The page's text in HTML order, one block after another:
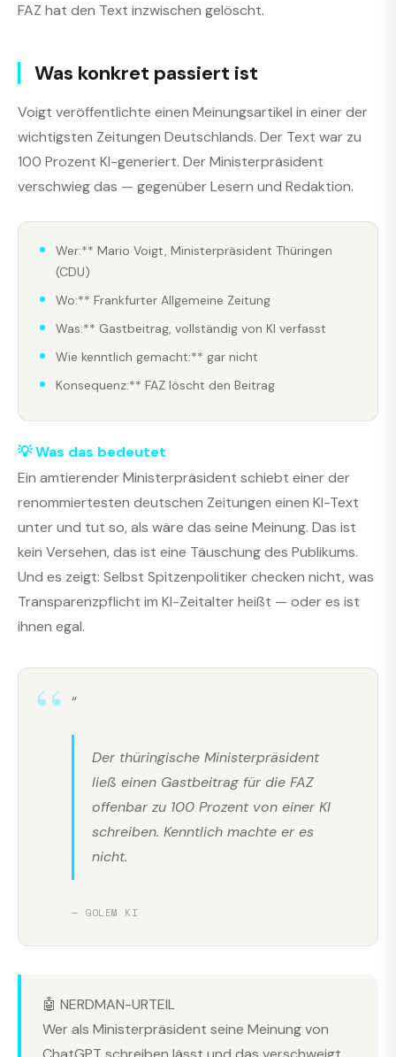
FAZ hat den Text inzwischen gelöscht.
Was konkret passiert ist
Voigt veröffentlichte einen Meinungsartikel in einer der
wichtigsten Zeitungen Deutschlands. Der Text war zu
100 Prozent KI-generiert. Der Ministerpräsident
verschwieg das — gegenüber Lesern und Redaktion.
Wer:** Mario Voigt, Ministerpräsident Thüringen
(CDU)
Wo:** Frankfurter Allgemeine Zeitung
Was:** Gastbeitrag, vollständig von KI verfasst
Wie kenntlich gemacht:** gar nicht
Konsequenz:** FAZ löscht den Beitrag
💡 Was das bedeutet
Ein amtierender Ministerpräsident schiebt einer der
renommiertesten deutschen Zeitungen einen KI-Text
unter und tut so, als wäre das seine Meinung. Das ist
kein Versehen, das ist eine Täuschung des Publikums.
Und es zeigt: Selbst Spitzenpolitiker checken nicht, was
Transparenzpflicht im KI-Zeitalter heißt — oder es ist
ihnen egal.
“
Der thüringische Ministerpräsident
ließ einen Gastbeitrag für die FAZ
offenbar zu 100 Prozent von einer KI
schreiben. Kenntlich machte er es
nicht.
— GOLEM KI
🤖 NERDMAN-URTEIL
Wer als Ministerpräsident seine Meinung von